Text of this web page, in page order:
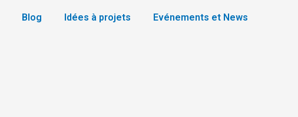
Blog Idées à projets Evénements et News